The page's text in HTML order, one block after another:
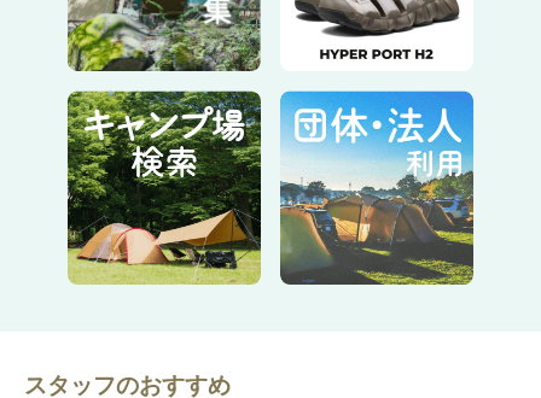
スタッフのおすすめ